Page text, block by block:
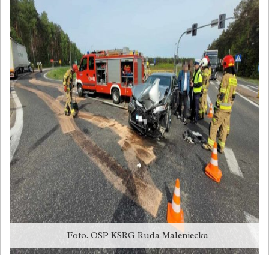
Foto. OSP KSRG Ruda Maleniecka